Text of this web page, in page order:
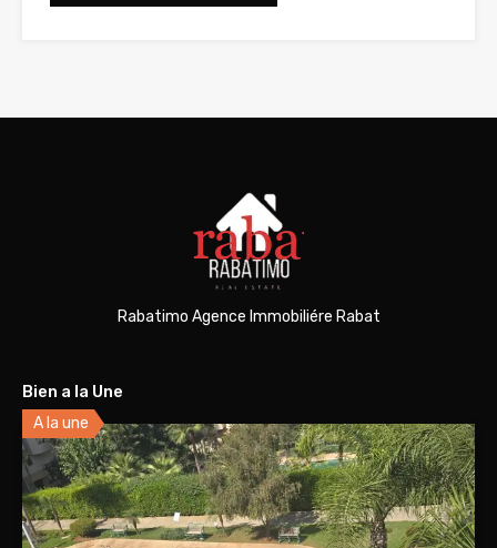
Rabatimo Agence Immobiliére Rabat
Bien a la Une
A la une